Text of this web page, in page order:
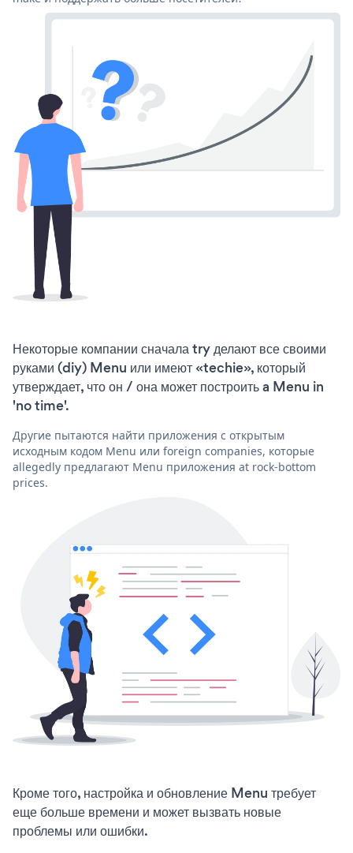
Некоторые компании сначала try делают все своими
руками (diy) Menu или имеют «techie», который
утверждает, что он / она может построить a Menu in
'no time'.
Другие пытаются найти приложения с открытым
исходным кодом Menu или foreign companies, которые
allegedly предлагают Menu приложения at rock-bottom
prices.
Кроме того, настройка и обновление Menu требует
еще больше времени и может вызвать новые
проблемы или ошибки.